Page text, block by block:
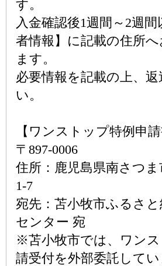
す。
入金確認後1週間～2週
者情報】に記載の住所
ます。
必要情報を記載の上、
い。
【ワンストップ特例申請
〒897-0006
住所：鹿児島県南さつ
1-7
宛先：苫小牧市ふるさ
センター 宛
※苫小牧市では、ワン
請受付を外部委託してい